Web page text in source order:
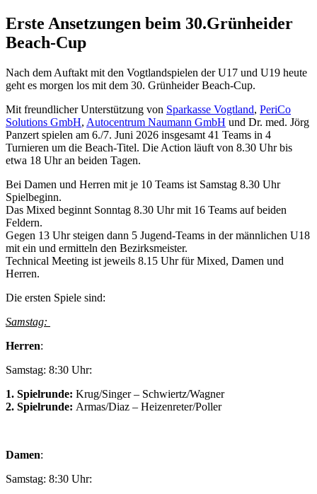
Erste Ansetzungen beim 30.Grünheider
Beach-Cup
Nach dem Auftakt mit den Vogtlandspielen der U17 und U19 heute
geht es morgen los mit dem 30. Grünheider Beach-Cup.
Mit freundlicher Unterstützung von Sparkasse Vogtland, PeriCo
Solutions GmbH, Autocentrum Naumann GmbH und Dr. med. Jörg
Panzert spielen am 6./7. Juni 2026 insgesamt 41 Teams in 4
Turnieren um die Beach-Titel. Die Action läuft von 8.30 Uhr bis
etwa 18 Uhr an beiden Tagen.
Bei Damen und Herren mit je 10 Teams ist Samstag 8.30 Uhr
Spielbeginn.
Das Mixed beginnt Sonntag 8.30 Uhr mit 16 Teams auf beiden
Feldern.
Gegen 13 Uhr steigen dann 5 Jugend-Teams in der männlichen U18
mit ein und ermitteln den Bezirksmeister.
Technical Meeting ist jeweils 8.15 Uhr für Mixed, Damen und
Herren.
Die ersten Spiele sind:
Samstag:
Herren:
Samstag: 8:30 Uhr:
1. Spielrunde: Krug/Singer – Schwiertz/Wagner
2. Spielrunde: Armas/Diaz – Heizenreter/Poller
Damen:
Samstag: 8:30 Uhr: